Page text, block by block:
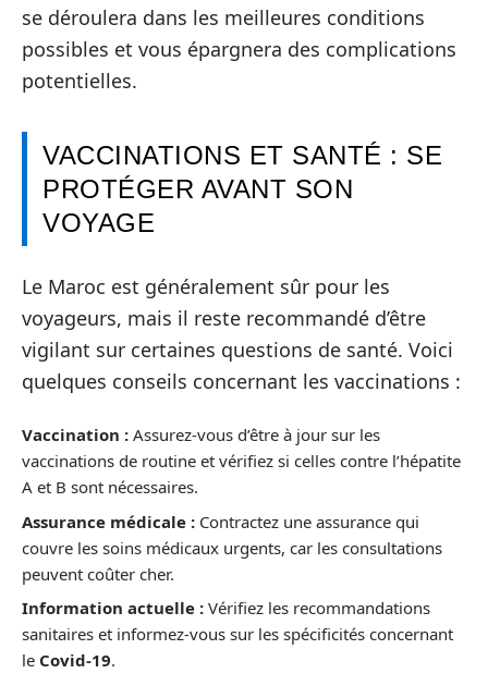
se déroulera dans les meilleures conditions
possibles et vous épargnera des complications
potentielles.
VACCINATIONS ET SANTÉ : SE
PROTÉGER AVANT SON
VOYAGE
Le Maroc est généralement sûr pour les
voyageurs, mais il reste recommandé d’être
vigilant sur certaines questions de santé. Voici
quelques conseils concernant les vaccinations :
Vaccination : Assurez-vous d’être à jour sur les
vaccinations de routine et vérifiez si celles contre l’hépatite
A et B sont nécessaires.
Assurance médicale : Contractez une assurance qui
couvre les soins médicaux urgents, car les consultations
peuvent coûter cher.
Information actuelle : Vérifiez les recommandations
sanitaires et informez-vous sur les spécificités concernant
le Covid-19.